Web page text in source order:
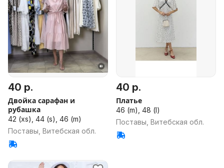
40 р.
Двойка сарафан и
рубашка
42 (xs), 44 (s), 46 (m)
Поставы, Витебская обл.
40 р.
Платье
46 (m), 48 (l)
Поставы, Витебская обл.